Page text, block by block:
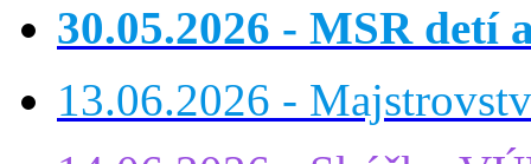
30.05.2026 - MSR detí
13.06.2026 -